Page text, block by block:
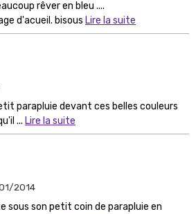
rêver en bleu ....
d'acueil. bisous Lire la suite
parapluie devant ces belles couleurs
... Lire la suite
2014
sous son petit coin de parapluie en